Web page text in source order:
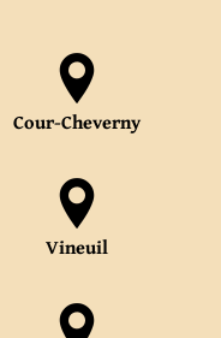
Cour-Cheverny
Vineuil